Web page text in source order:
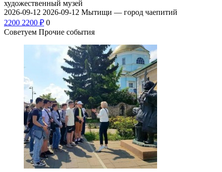
художественный музей
2026-09-12 2026-09-12 Мытищи — город чаепитий
2200 2200 ₽ 0
Советуем Прочие события